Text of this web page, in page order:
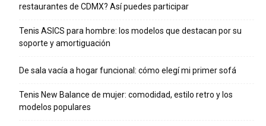
restaurantes de CDMX? Así puedes participar
Tenis ASICS para hombre: los modelos que destacan por su
soporte y amortiguación
De sala vacía a hogar funcional: cómo elegí mi primer sofá
Tenis New Balance de mujer: comodidad, estilo retro y los
modelos populares